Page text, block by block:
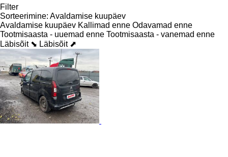
Filter
Sorteerimine: Avaldamise kuupäev
Avaldamise kuupäev Kallimad enne Odavamad enne
Tootmisaasta - uuemad enne Tootmisaasta - vanemad enne
Läbisõit ⬊ Läbisõit ⬈